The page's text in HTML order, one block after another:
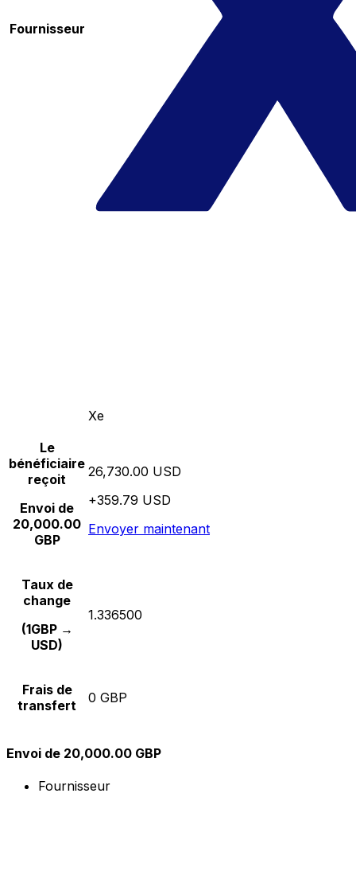
Fournisseur
Xe
Le
bénéficiaire
reçoit
Envoi de
20,000.00
GBP
26,730.00 USD
+359.79 USD
Envoyer maintenant
Taux de
change
(1GBP →
USD)
1.336500
Frais de
transfert
0 GBP
Envoi de 20,000.00 GBP
Fournisseur